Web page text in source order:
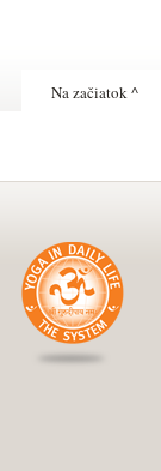
Na začiatok ^